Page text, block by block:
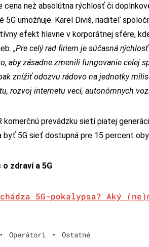
cena než absolútna rýchlosť či
5G umožňuje. Karel Diviš, riaditeľ
efekt hlavne v korporátnej sfére,
„Pre celý rad firiem je súčasná
aby zásadne zmenili fungovanie celej
znížiť odozvu rádovo na jednotky
rozvoj internetu vecí, autonómnych
komerčnú prevádzku sietí piatej
byť 5G sieť dostupná pre 15 percent
o zdraví a 5G
5G-pokalypsa? Aký
• Operátori • Ostatné